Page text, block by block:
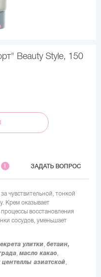
Beauty Style, 150
1 ЗАДАТЬ ВОПРОС
чувствительной, тонкой
Крем оказывает
восстановления
сосудов, уменьшает
улитки бетаин,
масло какао
центеллы азиатской